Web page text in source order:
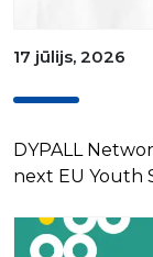
17 jūlijs, 2026
DYPALL
next EU Youth